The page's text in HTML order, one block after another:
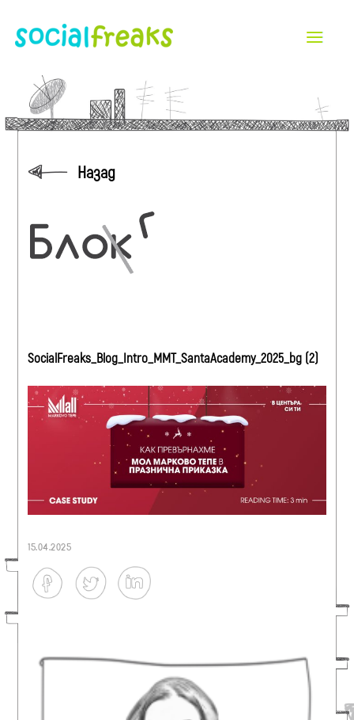
Назад
SocialFreaks_Blog_Intro_MMT_SantaAcademy_2025_bg (2)
15.04.2025